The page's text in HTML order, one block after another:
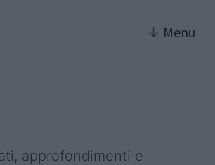
↓ Menu
approfondimenti e